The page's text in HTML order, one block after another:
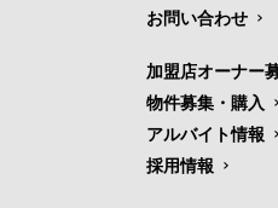
お問い合わせ
加盟店オーナー
物件募集・購入
アルバイト情報
採用情報